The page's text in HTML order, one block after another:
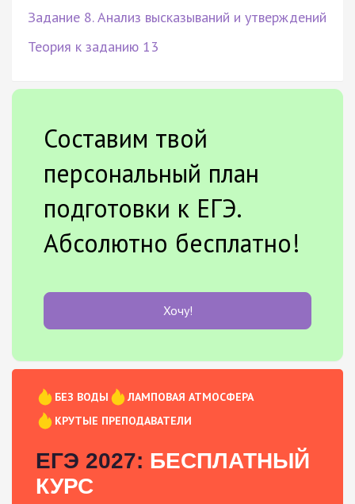
Задание 8. Анализ высказываний и утверждений
Теория к заданию 13
Составим твой
персональный план
подготовки к ЕГЭ.
Абсолютно бесплатно!
Хочу!
БЕЗ ВОДЫ
ЛАМПОВАЯ АТМОСФЕРА
КРУТЫЕ ПРЕПОДАВАТЕЛИ
ЕГЭ 2027: БЕСПЛАТНЫЙ
КУРС